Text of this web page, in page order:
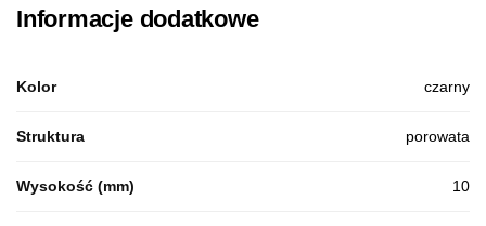
Informacje dodatkowe
Kolor czarny
Struktura porowata
Wysokość (mm) 10